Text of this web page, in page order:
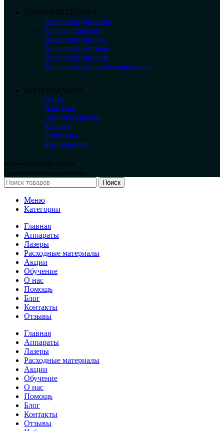
ДОПОЛНИТЕЛЬНО
Аппараты для лица
Аппарат для ног
Аппараты для рук
Аппараты для тела
Аппараты для шеи
Аппараты для проблемных зон
ИНФОРМАЦИЯ
О нас
Наш блог
Акции и скидки
Каталог
Контакты
Как оплатить
Интернет магазин Cosmo
Принимаем все виды оплаты.
Поиск
Меню
Категории
Главная
Аппараты
Лазеры
Расходные материалы
Акции
Обучение
О нас
Помощь
Блог
Контакты
Отзывы
Главная
Аппараты
Лазеры
Расходные материалы
Акции
Обучение
О нас
Помощь
Блог
Контакты
Отзывы